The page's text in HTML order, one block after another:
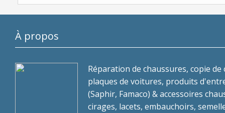
À propos
Réparation de chaussures, copie de
plaques de voitures, produits
(Saphir, Famaco) & accessoires
cirages, lacets, embauchoirs,